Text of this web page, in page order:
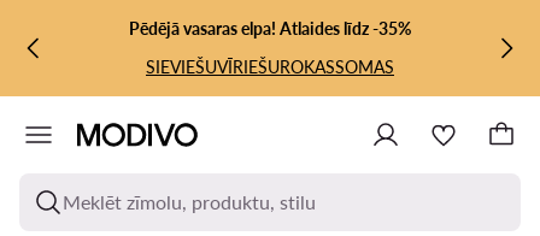
PĀRIET UZ GALVENO SATURU
PĀRIET UZ MEKLĒŠANUPēdējā vasaras elpa! Atlaides līdz -35%
SIEVIEŠUVĪRIEŠUROKASSOMAS
Meklēt zīmolu, produktu, stilu